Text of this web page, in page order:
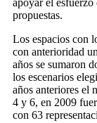
apoyar el esfuerzo
propuestas.
Los espacios con
con anterioridad
años se sumaron
los escenarios
años anteriores el
4 y 6, en 2009
con 63